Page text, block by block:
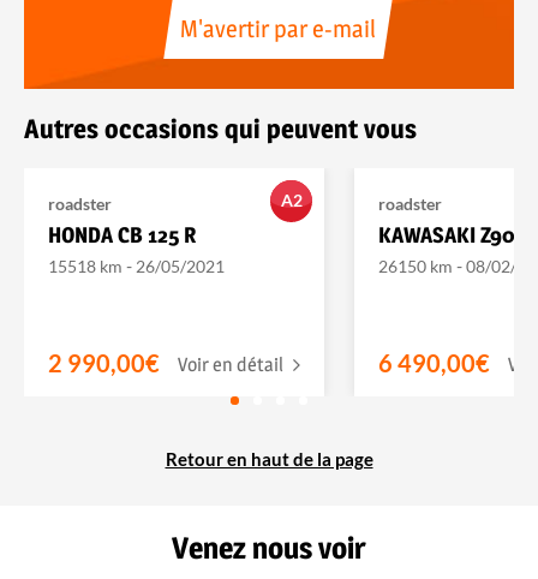
M'avertir par e-mail
Autres occasions qui peuvent vous
A2
roadster
HONDA CB 125 R
15518 km - 26/05/2021
2 990,00€ Voir en détail
roadster
KAWASAKI Z900
26150 km -08/02/
6 490,00€
Retour en haut de la page
Venez nous voir